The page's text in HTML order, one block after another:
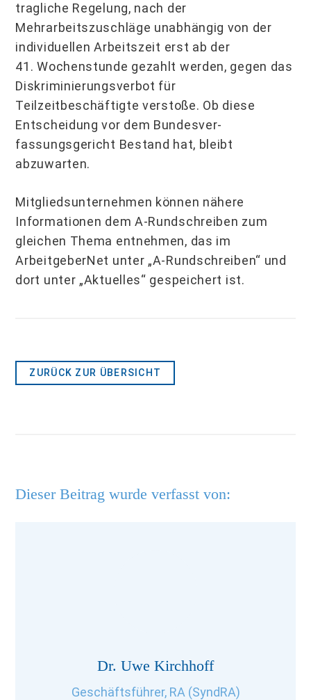
tragliche Regelung, nach der
Mehrarbeitszuschläge unabhängig von der
individuellen Arbeitszeit erst ab der
41. Wochenstunde gezahlt werden, gegen das
Diskriminierungs­verbot für
Teilzeitbeschäftigte verstoße. Ob diese
Entscheidung vor dem Bundesver­
fassungsgericht Bestand hat, bleibt
abzuwarten.
Mitgliedsunternehmen können nähere
Informationen dem A-Rundschreiben zum
glei­chen Thema entnehmen, das im
ArbeitgeberNet unter „A-Rundschreiben“ und
dort un­ter „Aktuelles“ gespeichert ist.
ZURÜCK ZUR ÜBERSICHT
Dieser Beitrag wurde verfasst von:
Dr. Uwe Kirchhoff
Geschäftsführer, RA (SyndRA)